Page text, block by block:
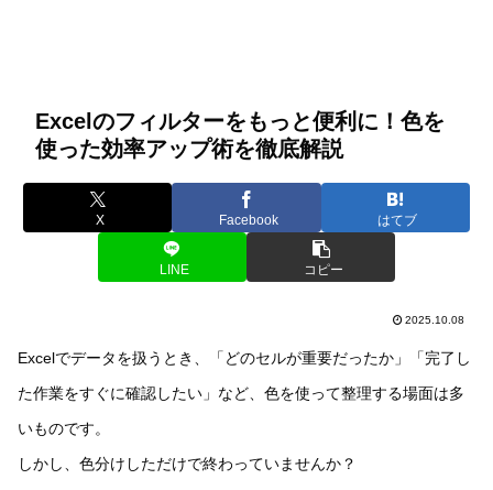
Excelのフィルターをもっと便利に！色を
使った効率アップ術を徹底解説
X Facebook はてブ
LINE コピー
2025.10.08
Excelでデータを扱うとき、「どのセルが重要だったか」「完了し
た作業をすぐに確認したい」など、色を使って整理する場面は多
いものです。
しかし、色分けしただけで終わっていませんか？